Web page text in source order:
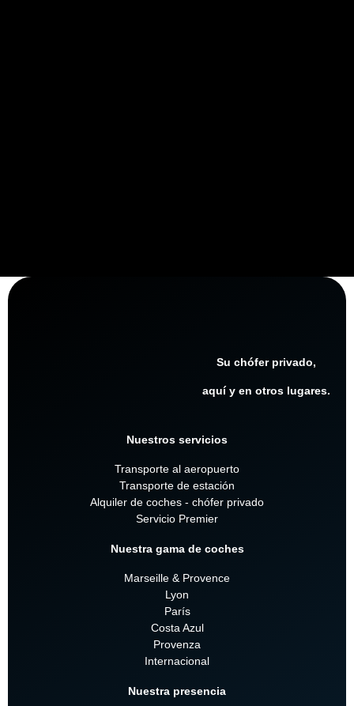
Su chófer privado,
aquí y en otros lugares.
Nuestros servicios
Transporte al aeropuerto
Transporte de estación
Alquiler de coches - chófer privado
Servicio Premier
Nuestra gama de coches
Marseille & Provence
Lyon
París
Costa Azul
Provenza
Internacional
Nuestra presencia